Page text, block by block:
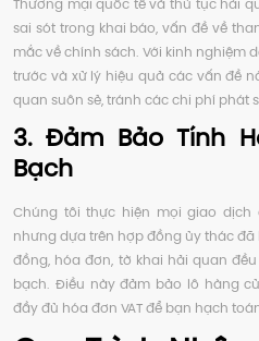
Thương mại quốc tế và thủ tục hải
sai sót trong khai báo, vấn đề về
mắc về chính sách. Với kinh nghiệm
trước và xử lý hiệu quả các vấn đề
quan suôn sẻ, tránh các chi phí phát
3. Đảm Bảo Tính
Bạch
Chúng tôi thực hiện mọi giao
nhưng dựa trên hợp đồng ủy thác
đồng, hóa đơn, tờ khai hải quan
bạch. Điều này đảm bảo lô hàng
đầy đủ hóa đơn VAT để bạn hạch